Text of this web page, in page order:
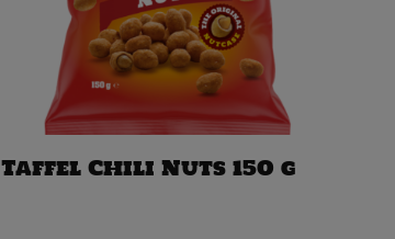
Taffel Chili Nuts 150 g